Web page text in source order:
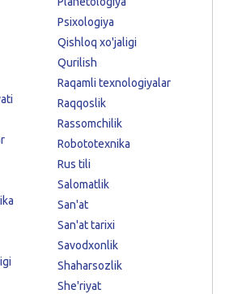
Psixologiya
Qishloq xo'jaligi
Qurilish
Raqamli texnologiyalar
Raqqoslik
Rassomchilik
Robototexnika
Rus tili
Salomatlik
San'at
San'at tarixi
Savodxonlik
Shaharsozlik
She'riyat